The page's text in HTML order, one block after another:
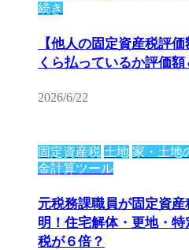
続き
【他人の固定資産税評
くら払っているか評価
2026/6/22
固定資産税 土地 家・土地
金計算ツール
元税務課職員が固定資
明！住宅解体・更地・
税が６倍？